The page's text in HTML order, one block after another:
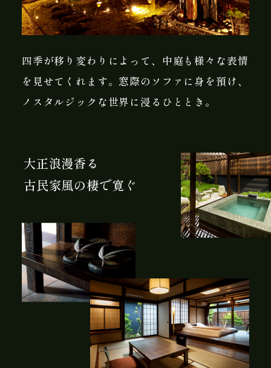
四季が移り変わりによって、中庭も様々な表情
を見せてくれます。窓際のソファに身を預け、
ノスタルジックな世界に浸るひととき。
大正浪漫香る
古民家風の棲で寛ぐ